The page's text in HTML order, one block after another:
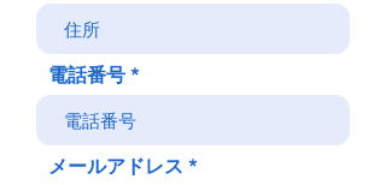
電話番号
メールアドレス